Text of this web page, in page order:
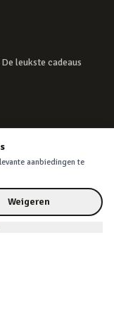
leukste cadeaus
aanbiedingen te
Weigeren